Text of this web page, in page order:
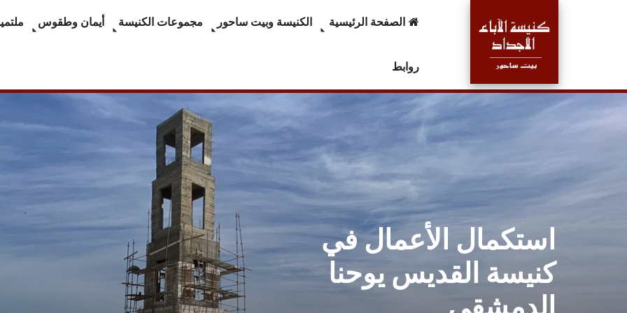
الصفحة الرئيسية الكنيسة وبيت ساحور مجموعات الكنيسة أيمان وطقوس
روابط
استكمال الأعمال في
كنيسة القديس يوحنا